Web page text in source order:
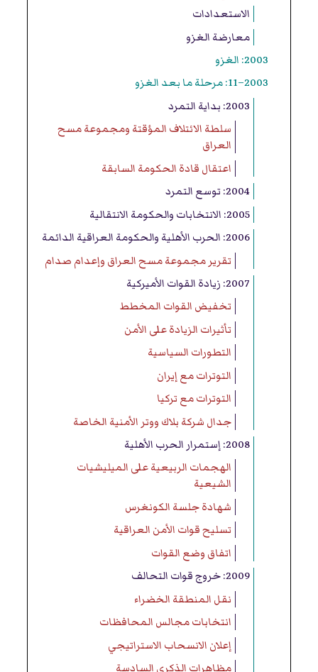
الاستعدادات
معارضة الغزو
2003: الغزو
2003–11: مرحلة ما بعد الغزو
2003: بداية التمرد
سلطة الائتلاف المؤقتة ومجموعة مسح
العراق
اعتقال قادة الحكومة السابقة
2004: توسع التمرد
2005: الانتخابات والحكومة الانتقالية
2006: الحرب الأهلية والحكومة العراقية الدائمة
تقرير مجموعة مسح العراق وإعدام صدام
2007: زيادة القوات الأميركية
تخفيض القوات المخطط
تأثيرات الزيادة على الأمن
التطورات السياسية
التوترات مع إيران
التوترات مع تركيا
جدال شركة بلاك ووتر الأمنية الخاصة
2008: إستمرار الحرب الأهلية
الهجمات الربيعية على الميليشيات
الشيعية
شهادة جلسة الكونغرس
تسليح قوات الأمن العراقية
اتفاق وضع القوات
2009: خروج قوات التحالف
نقل المنطقة الخضراء
انتخابات مجالس المحافظات
إعلان الانسحاب الاستراتيجي
مظاهرات الذكرى السادسة